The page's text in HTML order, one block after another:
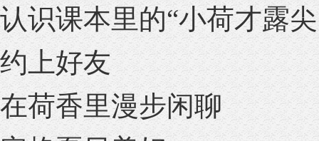
认识课本里的“小荷才露
约上好友
在荷香里漫步闲聊